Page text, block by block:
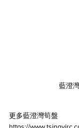
藍澄
更多藍澄灣筍盤
https://